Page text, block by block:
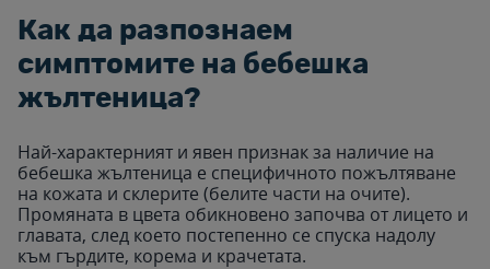
Как да разпознаем
симптомите на бебешка
жълтеница?
Най-характерният и явен признак за наличие на
бебешка жълтеница е специфичното пожълтяване
на кожата и склерите (белите части на очите).
Промяната в цвета обикновено започва от лицето и
главата, след което постепенно се спуска надолу
към гърдите, корема и крачетата.